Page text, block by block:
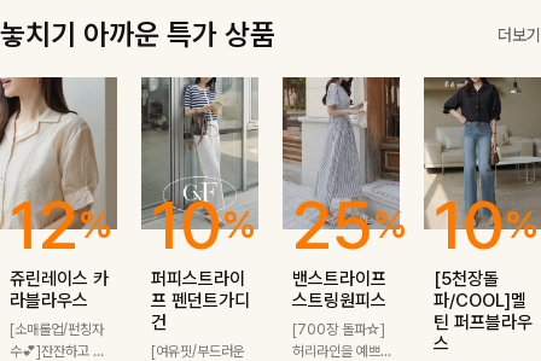
놓치기 아까운 특가 상품 더보기
12%
쥬린레이스 카
라블라우스
[소매롤업/펀칭자
수💕]잔잔하고 고
10%
퍼피스트라이
프 펜던트가디
건
[여유핏/부드러운
25%
밴스트라이프
스트링원피스
[700장 돌파☆]
허리라인을 예쁘게
10%
[5천장돌
파/COOL]멜
틴 퍼프블라우
스